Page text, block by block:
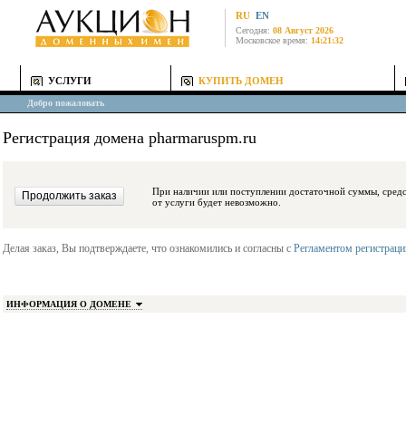
RU EN
Сегодня: 08 Август 2026
Московское время: 14:21:32
УСЛУГИ КУПИТЬ ДОМЕН
Добро пожаловать
Регистрация домена pharmaruspm.ru
При наличии или поступлении достаточной суммы, средства будут
от услуги будет невозможно.
Делая заказ, Вы подтверждаете, что ознакомились и согласны с Регламентом
ИНФОРМАЦИЯ О ДОМЕНЕ